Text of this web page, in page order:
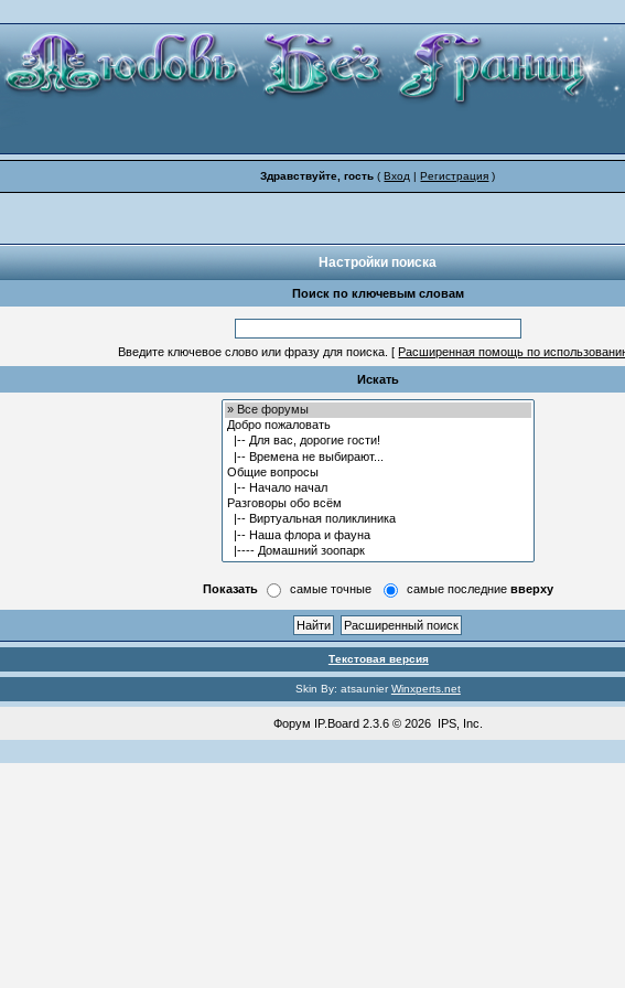
Здравствуйте, гость (Вход |Регистрация )
Настройки поиска
Поиск по ключевым словам
Введите ключевое слово или фразу для поиска. [ Расширенная помощь по
Искать
Показать самые точные самые последние вверху
Текстовая версия
Skin By: atsaunierWinxperts.net
Форум IP.Board2.3.6 © 2026 IPS, Inc